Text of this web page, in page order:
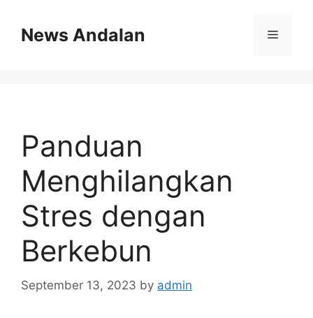
contentNews Andalan Menu
Panduan
Menghilangkan
Stres dengan
Berkebun
September 13, 2023 by admin